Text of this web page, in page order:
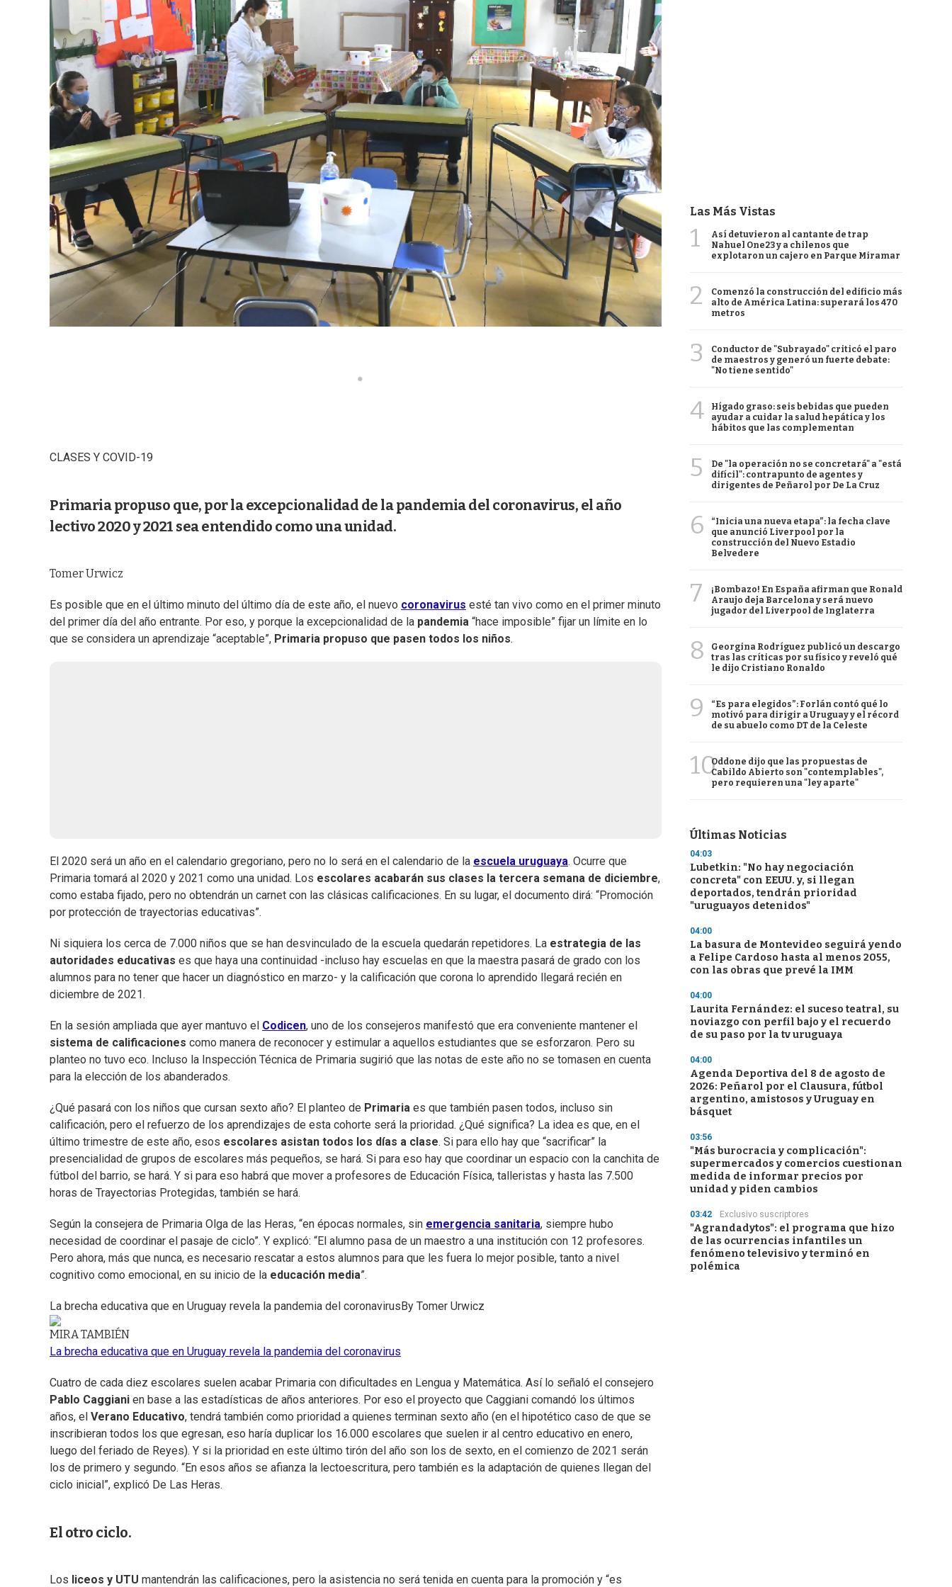
CLASES Y COVID-19
Primaria propuso que, por la excepcionalidad de la pandemia del coronavirus, el año
lectivo 2020 y 2021 sea entendido como una unidad.
Tomer Urwicz
Es posible que en el último minuto del último día de este año, el nuevo coronavirus esté tan vivo como en el primer minuto
del primer día del año entrante. Por eso, y porque la excepcionalidad de la pandemia “hace imposible” fijar un límite en lo
que se considera un aprendizaje “aceptable”, Primaria propuso que pasen todos los niños.
El 2020 será un año en el calendario gregoriano, pero no lo será en el calendario de la escuela uruguaya. Ocurre que
Primaria tomará al 2020 y 2021 como una unidad. Los escolares acabarán sus clases la tercera semana de diciembre,
como estaba fijado, pero no obtendrán un carnet con las clásicas calificaciones. En su lugar, el documento dirá: “Promoción
por protección de trayectorias educativas”.
Ni siquiera los cerca de 7.000 niños que se han desvinculado de la escuela quedarán repetidores. La estrategia de las
autoridades educativas es que haya una continuidad -incluso hay escuelas en que la maestra pasará de grado con los
alumnos para no tener que hacer un diagnóstico en marzo- y la calificación que corona lo aprendido llegará recién en
diciembre de 2021.
En la sesión ampliada que ayer mantuvo el Codicen, uno de los consejeros manifestó que era conveniente mantener el
sistema de calificaciones como manera de reconocer y estimular a aquellos estudiantes que se esforzaron. Pero su
planteo no tuvo eco. Incluso la Inspección Técnica de Primaria sugirió que las notas de este año no se tomasen en cuenta
para la elección de los abanderados.
¿Qué pasará con los niños que cursan sexto año? El planteo de Primaria es que también pasen todos, incluso sin
calificación, pero el refuerzo de los aprendizajes de esta cohorte será la prioridad. ¿Qué significa? La idea es que, en el
último trimestre de este año, esos escolares asistan todos los días a clase. Si para ello hay que “sacrificar” la
presencialidad de grupos de escolares más pequeños, se hará. Si para eso hay que coordinar un espacio con la canchita de
fútbol del barrio, se hará. Y si para eso habrá que mover a profesores de Educación Física, talleristas y hasta las 7.500
horas de Trayectorias Protegidas, también se hará.
Según la consejera de Primaria Olga de las Heras, “en épocas normales, sin emergencia sanitaria, siempre hubo
necesidad de coordinar el pasaje de ciclo”. Y explicó: “El alumno pasa de un maestro a una institución con 12 profesores.
Pero ahora, más que nunca, es necesario rescatar a estos alumnos para que les fuera lo mejor posible, tanto a nivel
cognitivo como emocional, en su inicio de la educación media”.
La brecha educativa que en Uruguay revela la pandemia del coronavirus By Tomer Urwicz
MIRA TAMBIÉN
La brecha educativa que en Uruguay revela la pandemia del coronavirus
Cuatro de cada diez escolares suelen acabar Primaria con dificultades en Lengua y Matemática. Así lo señaló el consejero
Pablo Caggiani en base a las estadísticas de años anteriores. Por eso el proyecto que Caggiani comandó los últimos
años, el Verano Educativo, tendrá también como prioridad a quienes terminan sexto año (en el hipotético caso de que se
inscribieran todos los que egresan, eso haría duplicar los 16.000 escolares que suelen ir al centro educativo en enero,
luego del feriado de Reyes). Y si la prioridad en este último tirón del año son los de sexto, en el comienzo de 2021 serán
los de primero y segundo. “En esos años se afianza la lectoescritura, pero también es la adaptación de quienes llegan del
ciclo inicial”, explicó De Las Heras.
El otro ciclo.
Los liceos y UTU mantendrán las calificaciones, pero la asistencia no será tenida en cuenta para la promoción y “es
Las Más Vistas
1
Así detuvieron al cantante de trap
Nahuel One23 y a chilenos que
explotaron un cajero en Parque Miramar
2
Comenzó la construcción del edificio más
alto de América Latina: superará los 470
metros
3
Conductor de "Subrayado" criticó el paro
de maestros y generó un fuerte debate:
"No tiene sentido"
4
Hígado graso: seis bebidas que pueden
ayudar a cuidar la salud hepática y los
hábitos que las complementan
5
De "la operación no se concretará" a "está
difícil": contrapunto de agentes y
dirigentes de Peñarol por De La Cruz
6
“Inicia una nueva etapa”: la fecha clave
que anunció Liverpool por la
construcción del Nuevo Estadio
Belvedere
7
¡Bombazo! En España afirman que Ronald
Araujo deja Barcelona y será nuevo
jugador del Liverpool de Inglaterra
8
Georgina Rodríguez publicó un descargo
tras las críticas por su físico y reveló qué
le dijo Cristiano Ronaldo
9
“Es para elegidos”: Forlán contó qué lo
motivó para dirigir a Uruguay y el récord
de su abuelo como DT de la Celeste
10Oddone dijo que las propuestas de
Cabildo Abierto son "contemplables",
pero requieren una "ley aparte"
Últimas Noticias
04:03
Lubetkin: "No hay negociación
concreta" con EEUU. y, si llegan
deportados, tendrán prioridad
"uruguayos detenidos"
04:00
La basura de Montevideo seguirá yendo
a Felipe Cardoso hasta al menos 2055,
con las obras que prevé la IMM
04:00
Laurita Fernández: el suceso teatral, su
noviazgo con perfil bajo y el recuerdo
de su paso por la tv uruguaya
04:00
Agenda Deportiva del 8 de agosto de
2026: Peñarol por el Clausura, fútbol
argentino, amistosos y Uruguay en
básquet
03:56
"Más burocracia y complicación":
supermercados y comercios cuestionan
medida de informar precios por
unidad y piden cambios
03:42 Exclusivo suscriptores
"Agrandadytos": el programa que hizo
de las ocurrencias infantiles un
fenómeno televisivo y terminó en
polémica